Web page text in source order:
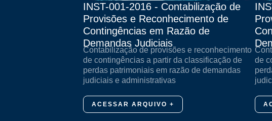
INST-001-2016 - Contabilização de
Provisões e Reconhecimento de
Contingências em Razão de
Demandas Judiciais
Contabilização de provisões e reconhecimento
de contingências a partir da classificação de
perdas patrimoniais em razão de demandas
judiciais e administrativas
ACESSAR ARQUIVO +
de